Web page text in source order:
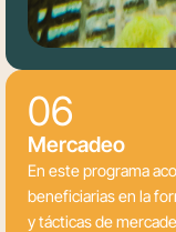
06
Mercadeo
En este programa
beneficiarias en la
y tácticas de